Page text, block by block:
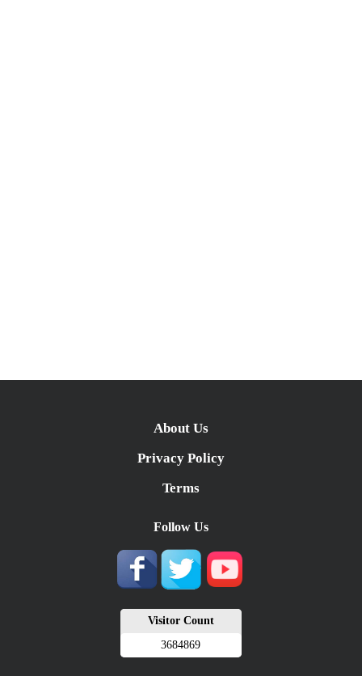
About Us
Privacy Policy
Terms
Follow Us
Visitor Count
3684869